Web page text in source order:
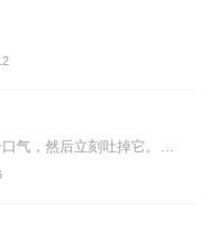
书籍信息：不费力的深吸一口气，然后立刻吐掉它。将呼吸视作一种给予，而非索取。冥想几分钟之后，你就会失去专注的心境而开始乱了阵脚。说穿了，人性就是如此。可是我们往...